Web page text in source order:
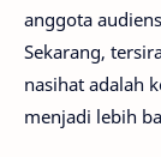
anggota
Sekarang,
nasihat adalah
menjadi lebih